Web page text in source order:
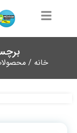
خانه /